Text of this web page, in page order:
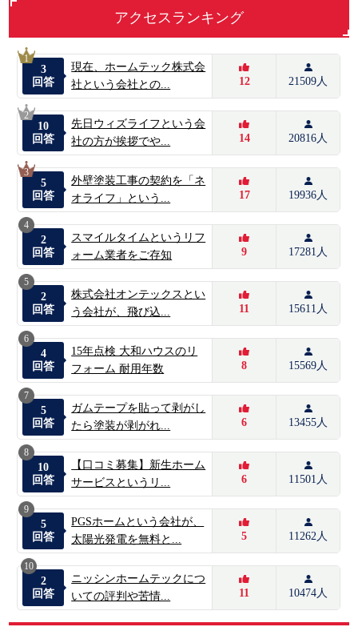
アクセスランキング
1
3
回答
現在、ホームテック株式会
社という会社との...
12 21509人
2
10
回答
先日ウィズライフという会
社の方が挨拶でや...
14 20816人
3
5
回答
外壁塗装工事の契約を「ネ
オライフ」という...
17 19936人
4
2
回答
スマイルタイムというリフ
ォーム業者をご存知
9 17281人
5
2
回答
株式会社オンテックスとい
う会社が、飛び込...
11 15611人
6
4
回答
15年点検 大和ハウスのリ
フォーム 耐用年数
8 15569人
7
5
回答
ガムテープを貼って剥がし
たら塗装が剥がれ...
6 13455人
8
10
回答
【口コミ募集】新生ホーム
サービスというリ...
6 11501人
9
5
回答
PGSホームという会社が、
太陽光発電を無料と...
5 11262人
10
2
回答
ニッシンホームテックにつ
いての評判や苦情...
11 10474人